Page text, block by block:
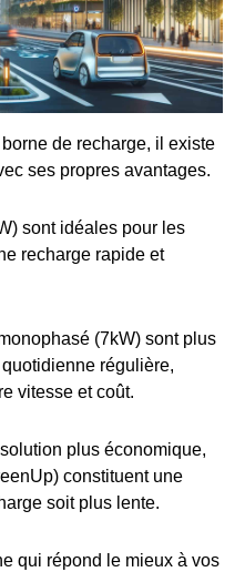
de recharge, il existe
ses propres avantages.
sont idéales pour les
recharge rapide et
(7kW) sont plus
régulière,
vitesse et coût.
plus économique,
constituent une
soit plus lente.
qui répond le mieux à vos